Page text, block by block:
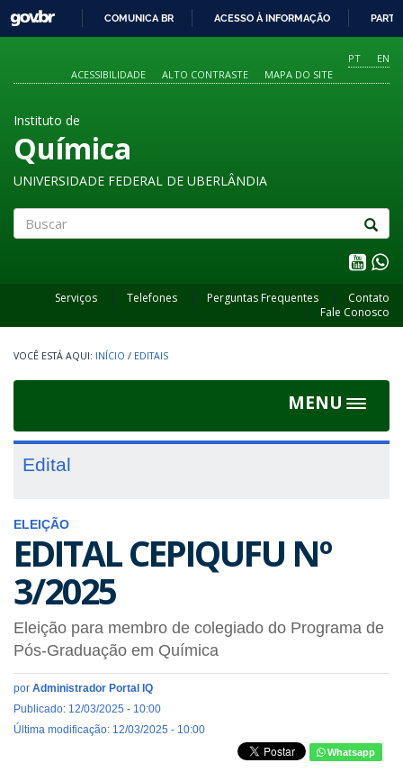
O
CONTEÚDO
GOVBR
COMUNICA BR ACESSO À INFORMAÇÃO
PT
EN
ACESSIBILIDADE
ALTO CONTRASTE MAPA DO SITE
Instituto de
Química
UNIVERSIDADE FEDERAL DE UBERLÂNDIA
Serviços Telefones Perguntas Frequentes
Contato
Fale Conosco
INÍCIO / EDITAIS
MENU
Toggle
Edital
ELEIÇÃO
EDITAL CEPIQUFU Nº
3/2025
Eleição para membro de colegiado do Programa de
Pós-Graduação em Química
por Administrador Portal IQ
Publicado: 12/03/2025 - 10:00
Última modificação: 12/03/2025 - 10:00
Whatsapp